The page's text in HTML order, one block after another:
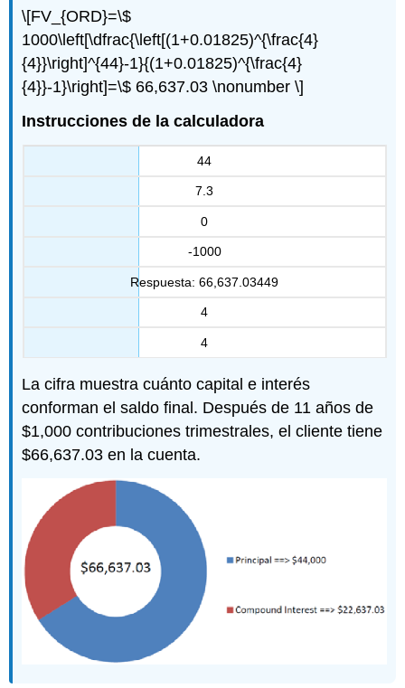
\[FV_{ORD}=\$
1000\left[\dfrac{\left[(1+0.01825)^{\frac{4}
{4}}\right]^{44}-1}{(1+0.01825)^{\frac{4}
{4}}-1}\right]=\$ 66,637.03 \nonumber \]
Instrucciones de la calculadora
44
7.3
0
-1000
Respuesta: 66,637.03449
4
4
La cifra muestra cuánto capital e interés
conforman el saldo final. Después de 11 años de
$1,000 contribuciones trimestrales, el cliente tiene
$66,637.03 en la cuenta.